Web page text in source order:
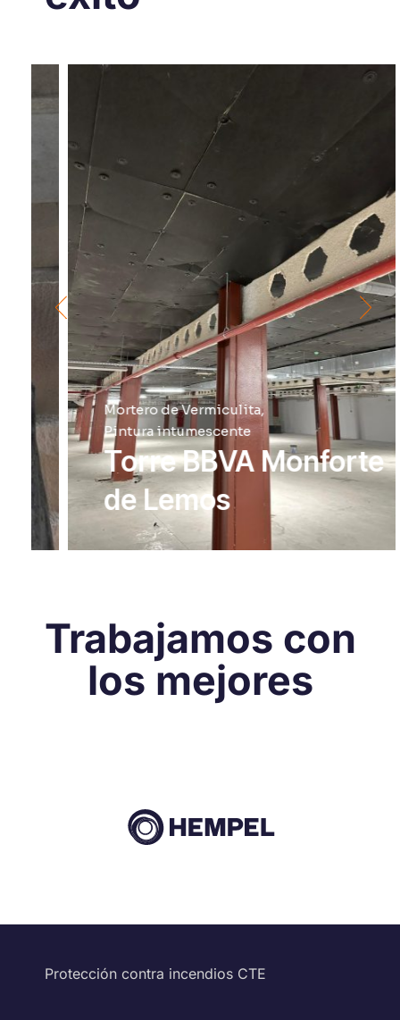
Mortero de Vermiculita
Pintura intumescente
Torre BBVA Monforte
de Lemos
Trabajamos con
los mejores
Protección contra incendios CTE